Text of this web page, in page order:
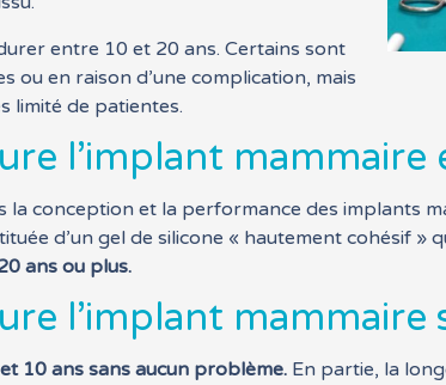
entre 10 et 20 ans. Certains sont
ou en raison d’une complication, mais
limité de patientes.
l’implant mammaire
la conception et la performance des implants
d’un gel de silicone « hautement cohésif
ans ou plus.
l’implant mammaire
10 ans sans aucun problème. En partie, la